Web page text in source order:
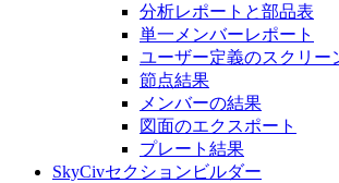
分析レポートと部品表
単一メンバーレポート
ユーザー定義のスクリー
節点結果
メンバーの結果
図面のエクスポート
プレート結果
SkyCivセクションビルダー